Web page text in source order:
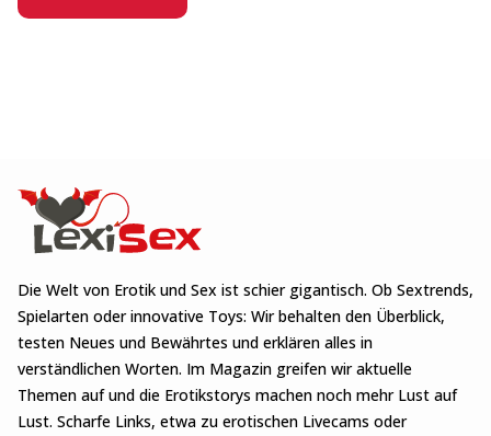
Die Welt von Erotik und Sex ist schier gigantisch. Ob Sextrends,
Spielarten oder innovative Toys: Wir behalten den Überblick,
testen Neues und Bewährtes und erklären alles in
verständlichen Worten. Im Magazin greifen wir aktuelle
Themen auf und die Erotikstorys machen noch mehr Lust auf
Lust. Scharfe Links, etwa zu erotischen Livecams oder